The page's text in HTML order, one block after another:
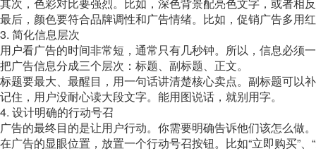
最后，颜色要符合品牌调性和广告情绪。比如，促销广告多用
3. 简化信息层次
用户看广告的时间非常短，通常只有几秒钟。所以，信息必须
把广告信息分成三个层次：标题、副标题、正文。
标题要最大、最醒目，用一句话讲清楚核心卖点。副标题可以
记住，用户没耐心读大段文字。能用图说话，就别用字。
4. 设计明确的行动号召
广告的最终目的是让用户行动。你需要明确告诉他们该怎么做。
在广告的显眼位置，放置一个行动号召按钮。比如“立即购买”、